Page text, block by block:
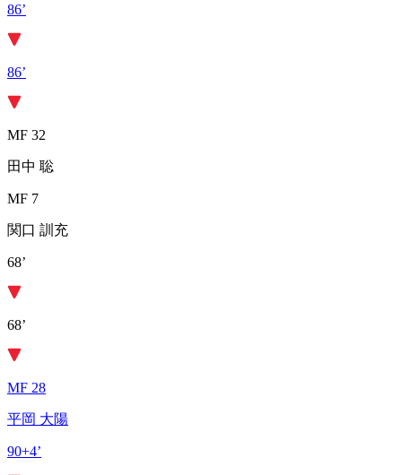
86’
86’
MF 32
田中 聡
MF 7
関口 訓充
68’
68’
MF 28
平岡 大陽
90+4’